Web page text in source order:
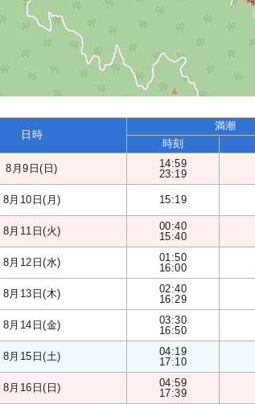
日時
満潮
時刻
8月9日(日)
14:59
23:19
8月10日(月) 15:19
8月11日(火)
00:40
15:40
8月12日(水)
01:50
16:00
8月13日(木)
02:40
16:29
8月14日(金)
03:30
16:50
8月15日(土)
04:19
17:10
8月16日(日)
04:59
17:39